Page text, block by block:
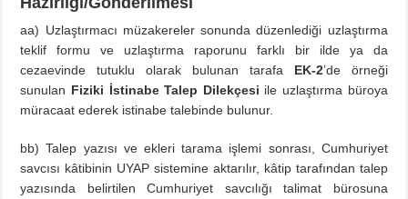
aa) Uzlaştırmacı müzakereler sonunda düzenlediği uzlaştırma
teklif formu ve uzlaştırma raporunu farklı bir ilde ya da
cezaevinde tutuklu olarak bulunan tarafa EK-2’de örneği
sunulan Fiziki İstinabe Talep Dilekçesi ile uzlaştırma büroya
müracaat ederek istinabe talebinde bulunur.
bb) Talep yazısı ve ekleri tarama işlemi sonrası, Cumhuriyet
savcısı kâtibinin UYAP sistemine aktarılır, kâtip tarafından talep
yazısında belirtilen Cumhuriyet savcılığı talimat bürosuna